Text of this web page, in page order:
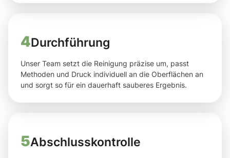
4Durchführung
Unser Team setzt die Reinigung präzise um, passt
Methoden und Druck individuell an die Oberflächen an
und sorgt so für ein dauerhaft sauberes Ergebnis.
5Abschlusskontrolle